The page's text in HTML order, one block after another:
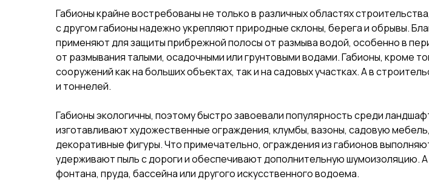
Габионы крайне востребованы не только в различных областях
с другом габионы надежно укрепляют природные склоны, берега и обрывы.
применяют для защиты прибрежной полосы от размыва водой, особенно в
от размывания талыми, осадочными или грунтовыми водами. Габионы, кроме
сооружений как на больших объектах, так и на садовых участках. А в
и тоннелей.
Габионы экологичны, поэтому быстро завоевали популярность среди
изготавливают художественные ограждения, клумбы, вазоны, садовую
декоративные фигуры. Что примечательно, ограждения из габионов
удерживают пыль с дороги и обеспечивают дополнительную шумоизоляцию.
фонтана, пруда, бассейна или другого искусственного водоема.